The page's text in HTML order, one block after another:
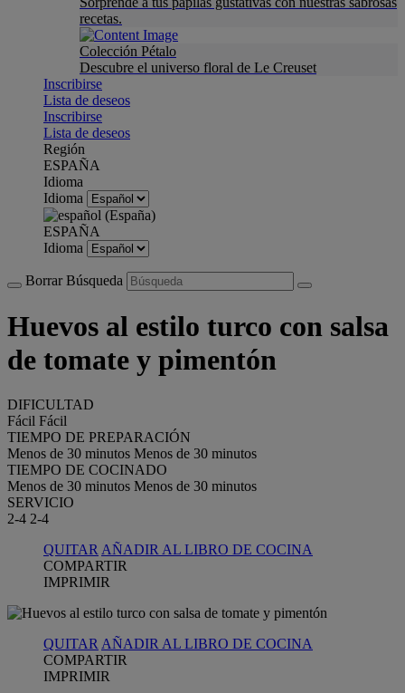
recetas.
Colección Pétalo
Descubre el universo floral de Le Creuset
Inscribirse
Lista de deseos
Inscribirse
Lista de deseos
Región
ESPAÑA
Idioma
Idioma
ESPAÑA
Idioma
Borrar Búsqueda
Huevos al estilo turco con salsa
de tomate y pimentón
DIFICULTAD
Fácil Fácil
TIEMPO DE PREPARACIÓN
Menos de 30 minutos Menos de 30 minutos
TIEMPO DE COCINADO
Menos de 30 minutos Menos de 30 minutos
SERVICIO
2-4 2-4
QUITAR AÑADIR AL LIBRO DE COCINA
COMPARTIR
IMPRIMIR
QUITAR AÑADIR AL LIBRO DE COCINA
COMPARTIR
IMPRIMIR